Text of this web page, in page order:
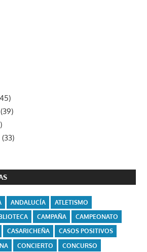
(39)
(33)
ANDALUCÍA
ATLETISMO
CAMPAÑA
CAMPEONATO
CASARICHEÑA
CASOS POSITIVOS
CONCIERTO
CONCURSO